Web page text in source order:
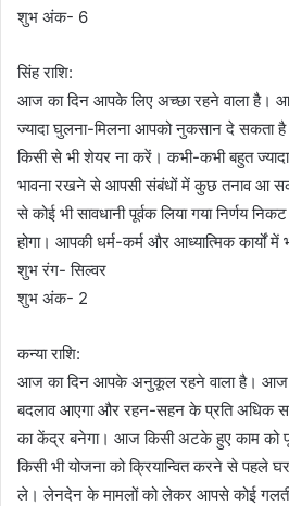
शुभ अंक- 6
सिंह राशि:
आज का दिन आपके लिए अच्छा रहने वाला है।
ज्यादा घुलना-मिलना आपको नुकसान दे सकता
किसी से भी शेयर ना करें। कभी-कभी बहुत
भावना रखने से आपसी संबंधों में कुछ तनाव आ
से कोई भी सावधानी पूर्वक लिया गया निर्णय
होगा। आपकी धर्म-कर्म और आध्यात्मिक कार्यों में
शुभ रंग- सिल्वर
शुभ अंक- 2
कन्या राशि:
आज का दिन आपके अनुकूल रहने वाला है। आज
बदलाव आएगा और रहन-सहन के प्रति अधिक
का केंद्र बनेगा। आज किसी अटके हुए काम को
किसी भी योजना को क्रियान्वित करने से पहले
ले। लेनदेन के मामलों को लेकर आपसे कोई